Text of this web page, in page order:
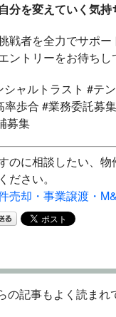
分を変えていく気
戦者を全力でサポ
ントリーをお待ち
ャルトラスト #テ
率歩合 #業務委託募
募集
のに相談したい、
ださい。
売却・事業譲渡・
の記事もよく読まれ